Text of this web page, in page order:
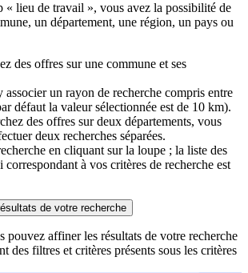
« lieu de travail », vous avez la possibilité de
un département, une région, un pays ou
des offres sur une commune et ses
associer un rayon de recherche compris entre
défaut la valeur sélectionnée est de 10 km).
des offres sur deux départements, vous
deux recherches séparées.
en cliquant sur la loupe ; la liste des
à vos critères de recherche est
de votre recherche
pouvez affiner les résultats de votre recherche
des filtres et critères présents sous les critères